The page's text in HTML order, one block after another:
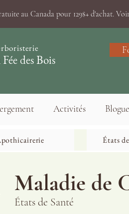
au Canada pour 129$+ d'achat.
des Bois
Activités Blogue
États
Maladie de
États de Santé